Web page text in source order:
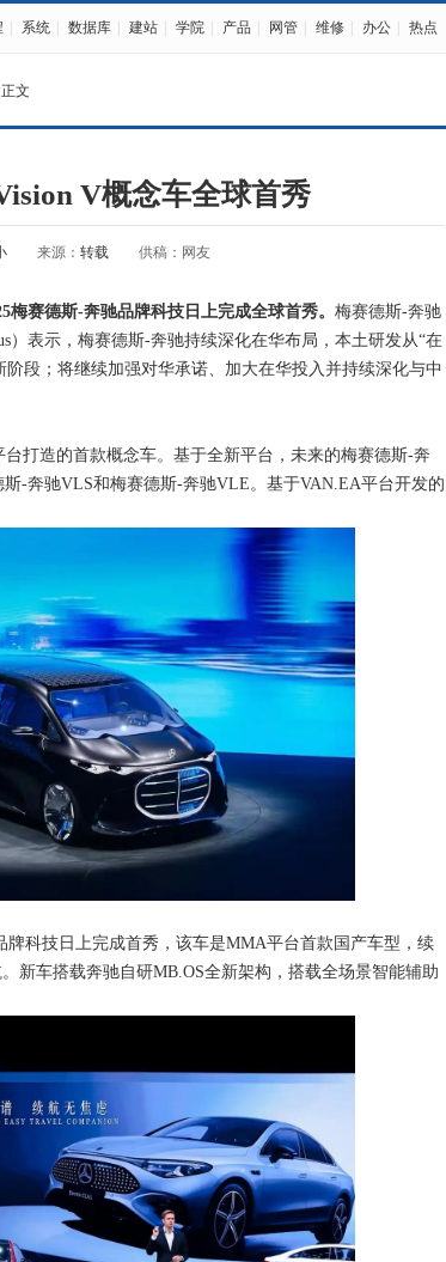
系统 数据库 建站 学院 产品 网管 维修 办公 热点
文
V概念车全球首秀
来源： 转载 供稿：网友
赛德斯-奔驰品牌科技日上完成全球首秀。 梅赛德斯-奔驰
）表示，梅赛德斯-奔驰持续深化在华布局，本土研发从“在
段；将继续加强对华承诺、加大在华投入并持续深化与中
打造的首款概念车。基于全新平台，未来的梅赛德斯-奔
-奔驰VLS和梅赛德斯-奔驰VLE。基于VAN.EA平台开发的
科技日上完成首秀，该车是MMA平台首款国产车型，续
新车搭载奔驰自研MB.OS全新架构，搭载全场景智能辅助